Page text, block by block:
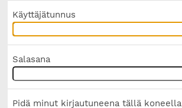
Käyttäjätunnus
Salasana
Pidä minut kirjautuneena tällä koneella